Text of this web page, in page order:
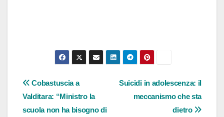
Navigazione
articoli
Suicidi in adolescenza: il
meccanismo che sta
dietro
Cobastuscia a
Valditara: “Ministro la
scuola non ha bisogno di